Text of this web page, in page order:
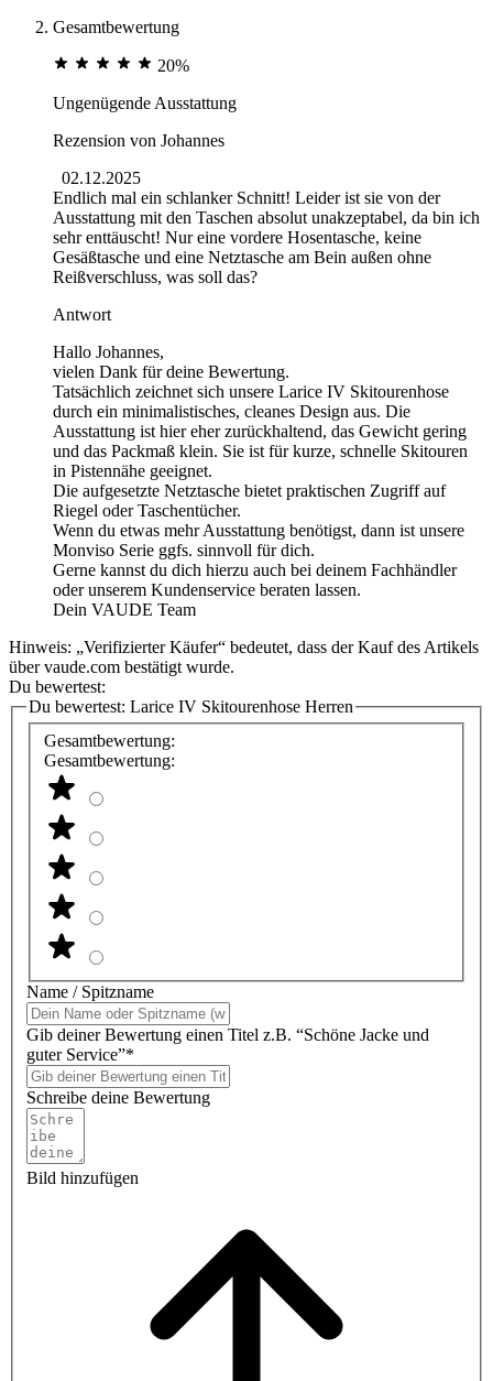
Gesamtbewertung
20%
Ungenügende Ausstattung
Rezension von Johannes
02.12.2025
Endlich mal ein schlanker Schnitt! Leider ist sie von der
Ausstattung mit den Taschen absolut unakzeptabel, da bin ich
sehr enttäuscht! Nur eine vordere Hosentasche, keine
Gesäßtasche und eine Netztasche am Bein außen ohne
Reißverschluss, was soll das?
Antwort
Hallo Johannes,
vielen Dank für deine Bewertung.
Tatsächlich zeichnet sich unsere Larice IV Skitourenhose
durch ein minimalistisches, cleanes Design aus. Die
Ausstattung ist hier eher zurückhaltend, das Gewicht gering
und das Packmaß klein. Sie ist für kurze, schnelle Skitouren
in Pistennähe geeignet.
Die aufgesetzte Netztasche bietet praktischen Zugriff auf
Riegel oder Taschentücher.
Wenn du etwas mehr Ausstattung benötigst, dann ist unsere
Monviso Serie ggfs. sinnvoll für dich.
Gerne kannst du dich hierzu auch bei deinem Fachhändler
oder unserem Kundenservice beraten lassen.
Dein VAUDE Team
Hinweis: „Verifizierter Käufer“ bedeutet, dass der Kauf des Artikels
über vaude.com bestätigt wurde.
Du bewertest:
Du bewertest: Larice IV Skitourenhose Herren
Gesamtbewertung:
Gesamtbewertung:
Name / Spitzname
Gib deiner Bewertung einen Titel z.B. “Schöne Jacke und
guter Service”*
Schreibe deine Bewertung
Bild hinzufügen